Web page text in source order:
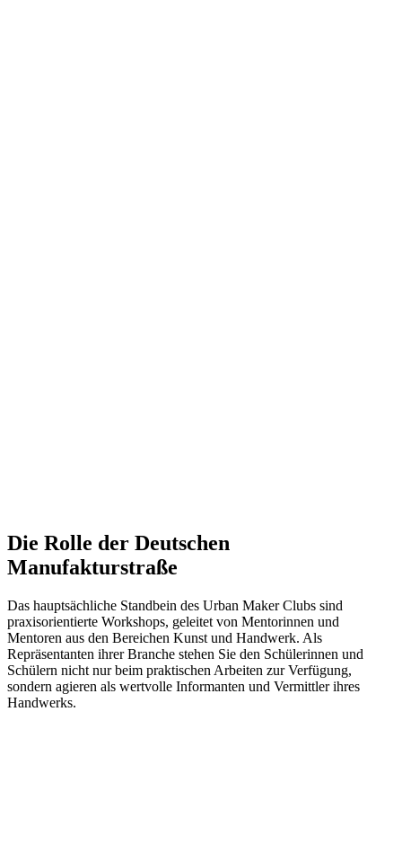
Die Rolle der Deutschen
Manufakturstraße
Das hauptsächliche Standbein des Urban Maker Clubs sind
praxisorientierte Workshops, geleitet von Mentorinnen und
Mentoren aus den Bereichen Kunst und Handwerk. Als
Repräsentanten ihrer Branche stehen Sie den Schülerinnen und
Schülern nicht nur beim praktischen Arbeiten zur Verfügung,
sondern agieren als wertvolle Informanten und Vermittler ihres
Handwerks.